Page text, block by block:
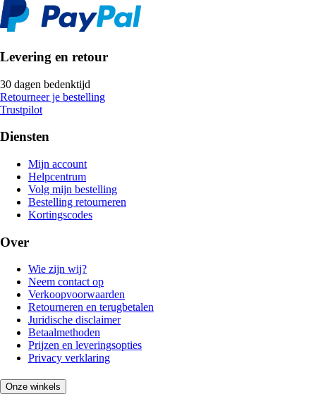
Levering en retour
30 dagen bedenktijd
Retourneer je bestelling
Trustpilot
Diensten
Mijn account
Helpcentrum
Volg mijn bestelling
Bestelling retourneren
Kortingscodes
Over
Wie zijn wij?
Neem contact op
Verkoopvoorwaarden
Retourneren en terugbetalen
Juridische disclaimer
Betaalmethoden
Prijzen en leveringsopties
Privacy verklaring
Onze winkels